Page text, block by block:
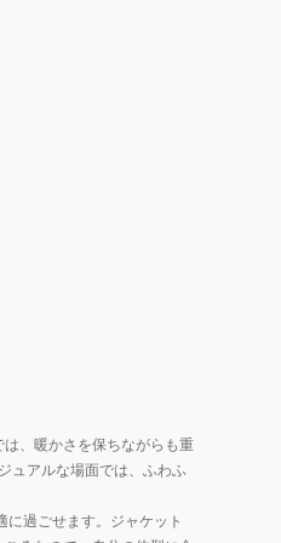
、暖かさを保ちながらも重
ュアルな場面では、ふわふ
過ごせます。ジャケット